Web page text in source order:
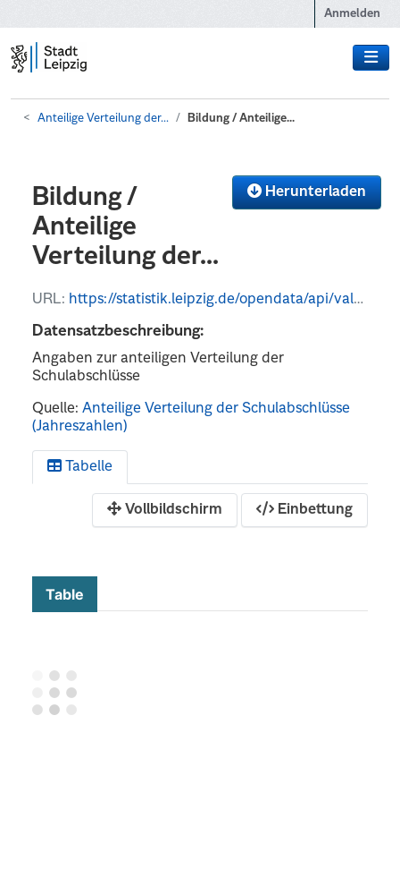
Anmelden
Anteilige Verteilung der... Bildung / Anteilige...
Herunterladen
Bildung /
Anteilige
Verteilung der...
URL: https://statistik.leipzig.de/opendata/api/values?kategorie_nr=5&rubrik_nr=8&periode=y&format=csv
Datensatzbeschreibung:
Angaben zur anteiligen Verteilung der
Schulabschlüsse
Quelle:Anteilige Verteilung der Schulabschlüsse
(Jahreszahlen)
Tabelle
Vollbildschirm Einbettung